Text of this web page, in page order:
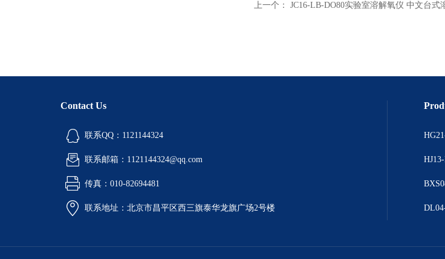
上一个： JC16-LB-DO80实验室溶解氧仪 中文台式溶解氧仪 溶
Contact Us
联系QQ：1121144324
联系邮箱：1121144324@qq.com
传真：010-82694481
联系地址：北京市昌平区西三旗泰华龙旗广场2号楼